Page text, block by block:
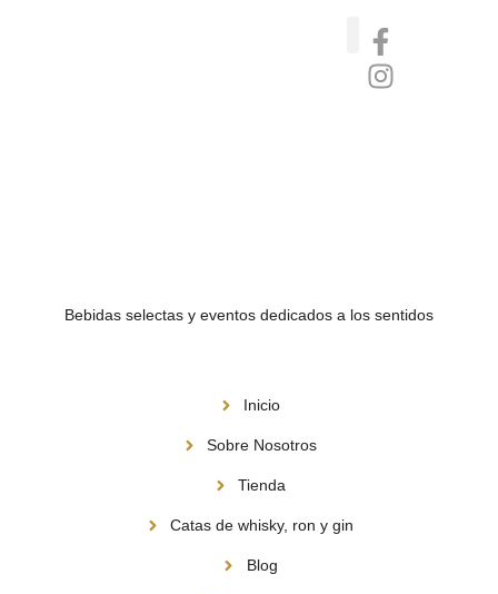
Bebidas selectas y eventos dedicados a los sentidos
Inicio
Sobre Nosotros
Tienda
Catas de whisky, ron y gin
Blog